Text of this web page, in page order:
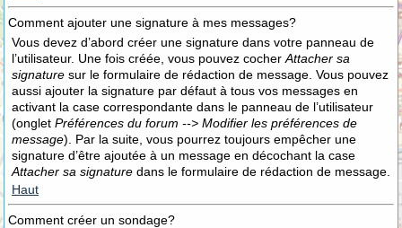
Comment ajouter une signature à mes messages?
Vous devez d’abord créer une signature dans votre panneau de
l’utilisateur. Une fois créée, vous pouvez cocher Attacher sa
signature sur le formulaire de rédaction de message. Vous pouvez
aussi ajouter la signature par défaut à tous vos messages en
activant la case correspondante dans le panneau de l’utilisateur
(onglet Préférences du forum --> Modifier les préférences de
message). Par la suite, vous pourrez toujours empêcher une
signature d’être ajoutée à un message en décochant la case
Attacher sa signature dans le formulaire de rédaction de message.
Haut
Comment créer un sondage?